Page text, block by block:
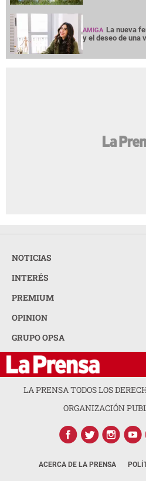
AMIGA La nueva
y el deseo de una
NOTICIAS
INTERÉS
PREMIUM
OPINION
GRUPO OPSA
LA PRENSA TODOS LOS
ORGANIZACIÓN
ACERCA DE LA PRENSA